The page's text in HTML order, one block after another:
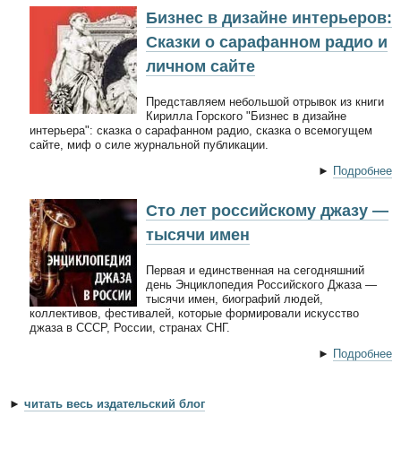
Бизнес в дизайне интерьеров:
Сказки о сарафанном радио и
личном сайте
Представляем небольшой отрывок из книги
Кирилла Горского "Бизнес в дизайне
интерьера": сказка о сарафанном радио, сказка о всемогущем
сайте, миф о силе журнальной публикации.
► Подробнее
Сто лет российскому джазу —
тысячи имен
Первая и единственная на сегодняшний
день Энциклопедия Российского Джаза —
тысячи имен, биографий людей,
коллективов, фестивалей, которые формировали искусство
джаза в СССР, России, странах СНГ.
► Подробнее
► читать весь издательский блог